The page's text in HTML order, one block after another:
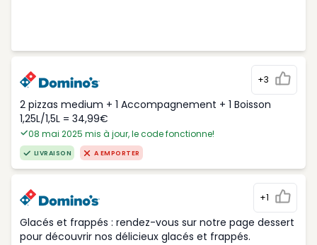
+3
2 pizzas medium + 1 Accompagnement + 1 Boisson
1,25L/1,5L = 34,99€
08 mai 2025 mis à jour, le code fonctionne!
LIVRAISON A EMPORTER
+1
Glacés et frappés : rendez-vous sur notre page dessert
pour découvrir nos délicieux glacés et frappés.